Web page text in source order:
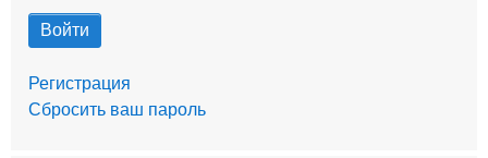
Регистрация
Сбросить ваш пароль